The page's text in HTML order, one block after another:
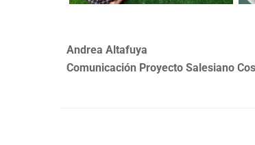
Andrea Altafuya
Comunicación Proyecto Salesiano